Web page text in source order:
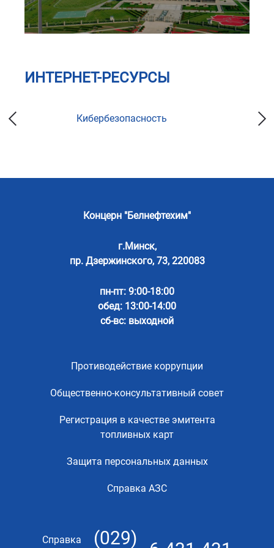
ИНТЕРНЕТ-РЕСУРСЫ
Кибербезопасность
Концерн "Белнефтехим"
г.Минск,
пр. Дзержинского, 73, 220083
пн-пт: 9:00-18:00
обед: 13:00-14:00
сб-вс: выходной
Противодействие коррупции
Общественно-консультативный совет
Регистрация в качестве эмитента
топливных карт
Защита персональных данных
Справка АЗС
Справка (029)